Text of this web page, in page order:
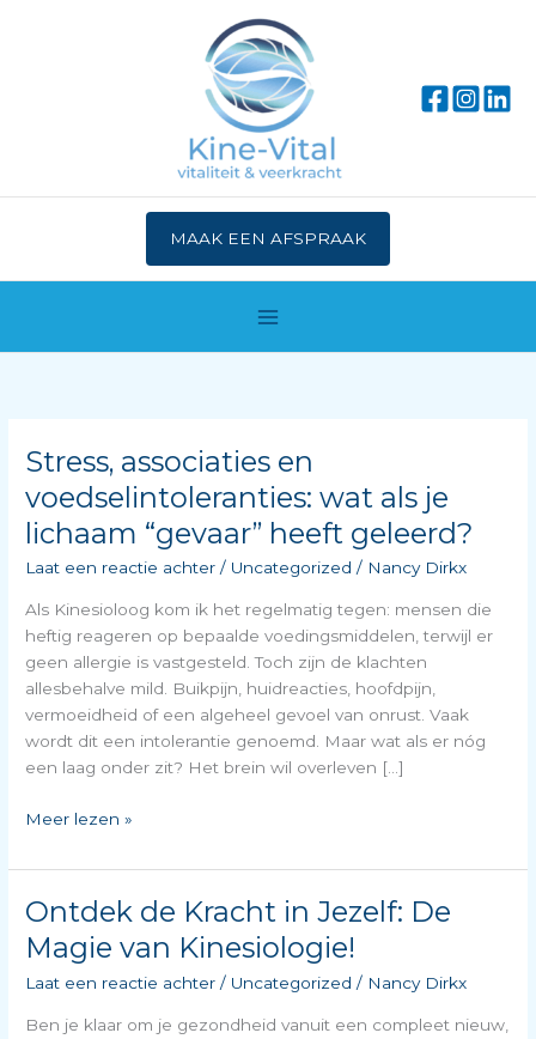
MAAK EEN AFSPRAAK
Stress, associaties en
voedselintoleranties: wat als je
lichaam “gevaar” heeft geleerd?
Laat een reactie achter / Uncategorized / Nancy Dirkx
Als Kinesioloog kom ik het regelmatig tegen: mensen die
heftig reageren op bepaalde voedingsmiddelen, terwijl er
geen allergie is vastgesteld. Toch zijn de klachten
allesbehalve mild. Buikpijn, huidreacties, hoofdpijn,
vermoeidheid of een algeheel gevoel van onrust. Vaak
wordt dit een intolerantie genoemd. Maar wat als er nóg
een laag onder zit? Het brein wil overleven […]
Stress,
en
voedselintoleranties:
wat
als
je
“gevaar”
Meer lezen »
Ontdek de Kracht in Jezelf: De
Magie van Kinesiologie!
Laat een reactie achter / Uncategorized / Nancy Dirkx
Ben je klaar om je gezondheid vanuit een compleet nieuw,